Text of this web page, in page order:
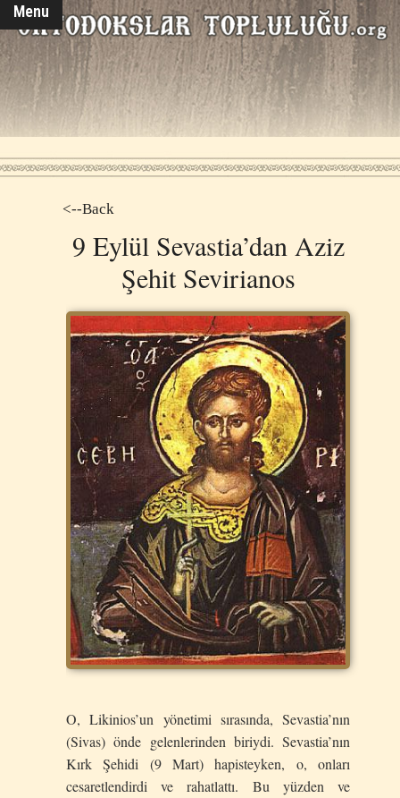
Menu
<--Back
9 Eylül Sevastia’dan Aziz
Şehit Sevirianos
O, Likinios’un yönetimi sırasında, Sevastia’nın
(Sivas) önde gelenlerinden biriydi. Sevastia’nın
Kırk Şehidi (9 Mart) hapisteyken, o, onları
cesaretlendirdi ve rahatlattı. Bu yüzden ve